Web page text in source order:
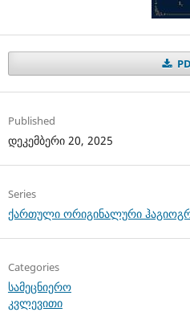
Published
დეკემბერი 20, 2025
Series
ქართული ორიგინალური
Categories
სამეცნიერო
კვლევითი